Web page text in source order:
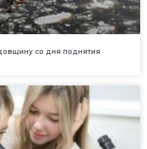
со дня поднятия